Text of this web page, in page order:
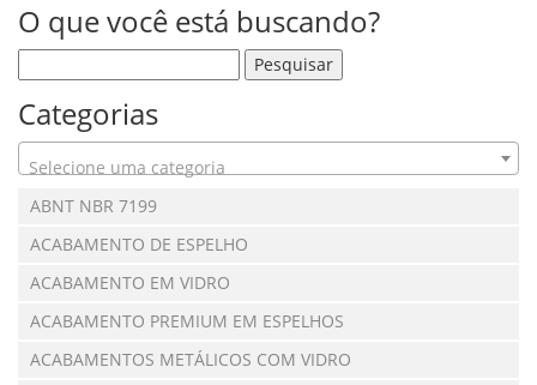
O que você está buscando?
Categorias
Selecione uma categoria
ABNT NBR 7199
ACABAMENTO DE ESPELHO
ACABAMENTO EM VIDRO
ACABAMENTO PREMIUM EM ESPELHOS
ACABAMENTOS METÁLICOS COM VIDRO